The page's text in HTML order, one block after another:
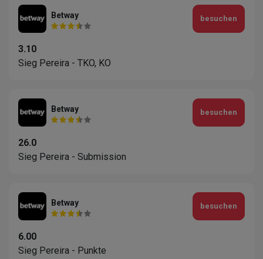
Betway
3.10
Sieg Pereira - TKO, KO
besuchen
Betway
26.0
Sieg Pereira - Submission
besuchen
Betway
6.00
Sieg Pereira - Punkte
besuchen